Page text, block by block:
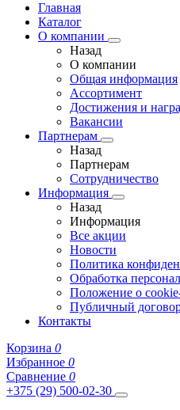
Главная
Каталог
О компании
Назад
О компании
Общая информация
Ассортимент
Достижения и
Вакансии
Партнерам
Назад
Партнерам
Сотрудничество
Информация
Назад
Информация
Все акции
Новости
Политика
Обработка
Положение о
Публичный
Контакты
Корзина 0
Избранное 0
Сравнение 0
+375 (29) 500-02-30